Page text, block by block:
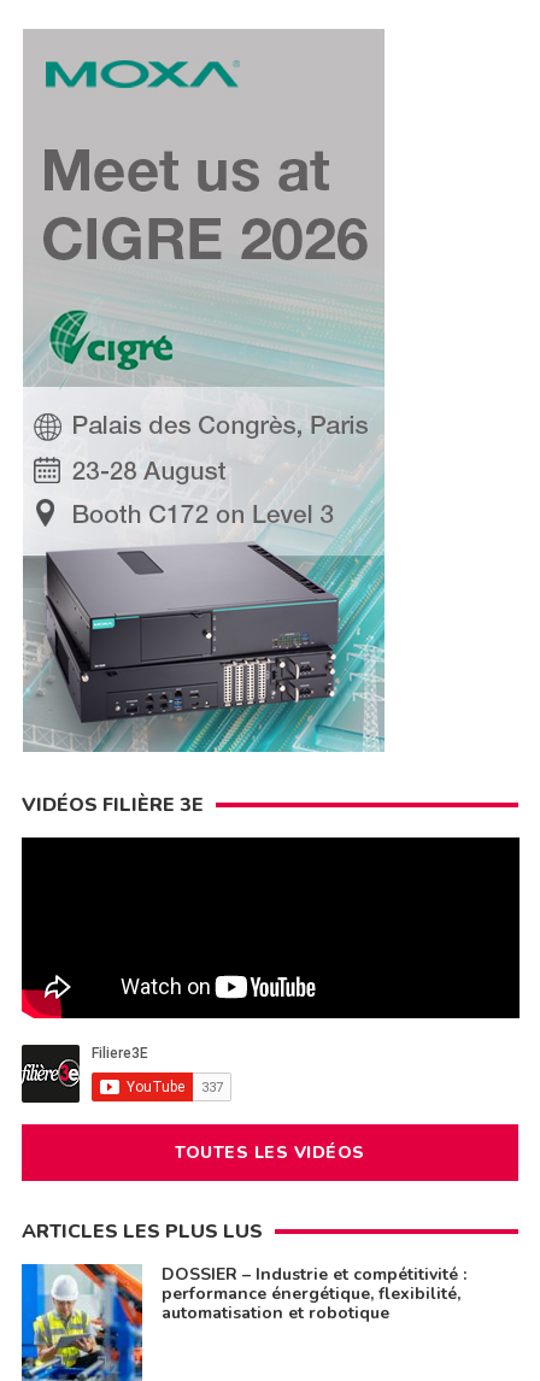
VIDÉOS FILIÈRE 3E
TOUTES LES VIDÉOS
ARTICLES LES PLUS LUS
DOSSIER – Industrie et compétitivité :
performance énergétique, flexibilité,
automatisation et robotique